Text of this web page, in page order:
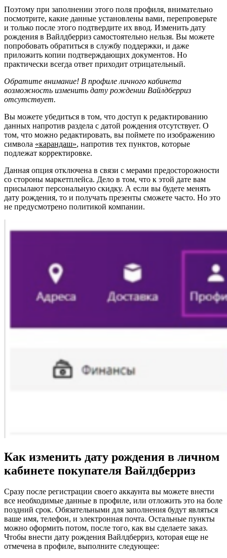
Поэтому при заполнении этого поля профиля, внимательно
посмотрите, какие данные установлены вами, перепроверьте
и только после этого подтвердите их ввод. Изменить дату
рождения в Вайлдберриз самостоятельно нельзя. Вы можете
попробовать обратиться в службу поддержки, и даже
приложить копии подтверждающих документов. Но
практически всегда ответ приходит отрицательный.
Обратите внимание! В профиле личного кабинета
возможность изменить дату рождении Вайлдберриз
отсутствует.
Вы можете убедиться в том, что доступ к редактированию
данных напротив раздела с датой рождения отсутствует. О
том, что можно редактировать, вы поймете по изображению
символа «карандаш», напротив тех пунктов, которые
подлежат корректировке.
Данная опция отключена в связи с мерами предосторожности
со стороны маркетплейса. Дело в том, что к этой дате вам
присылают персональную скидку. А если вы будете менять
дату рождения, то и получать презенты сможете часто. Но это
не предусмотрено политикой компании.
Как изменить дату рождения в личном
кабинете покупателя Вайлдберриз
Сразу после регистрации своего аккаунта вы можете внести
все необходимые данные в профиле, или отложить это на боле
поздний срок. Обязательными для заполнения будут являться
ваше имя, телефон, и электронная почта. Остальные пункты
можно оформить потом, после того, как вы сделаете заказ.
Чтобы внести дату рождения Вайлдберриз, которая еще не
отмечена в профиле, выполните следующее: